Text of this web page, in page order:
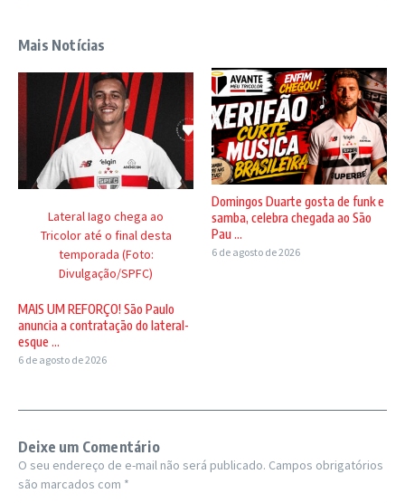
Gastón Ávila em ação nos tempos
Mais Notícias
Lateral Iago chega ao
Tricolor até o final desta
temporada (Foto:
Divulgação/SPFC)
MAIS UM REFORÇO! São Paulo
anuncia a contratação do lateral-
esque ...
6 de agosto de 2026
Domingos Duarte gosta de funk e
samba, celebra chegada ao São
Pau ...
6 de agosto de 2026
Deixe um Comentário
O seu endereço de e-mail não será publicado. Campos obrigatórios
são marcados com *